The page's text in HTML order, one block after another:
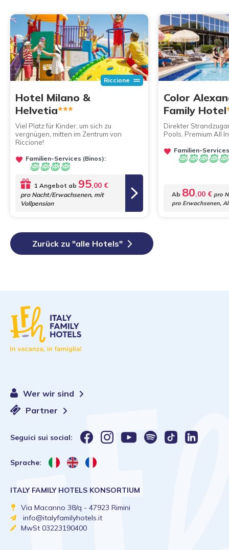
Riccione
Hotel Milano &
Helvetia***
Viel Platz für Kinder, um sich zu
vergnügen, mitten im Zentrum von
Riccione!
Familien-Services (Binos):
1 Angebot ab 95,00 €
pro Nacht/Erwachsenen, mit
Vollpension
Color
Family Hotel
Direkter
Pools, Premium All
Familien-
Ab 80,00 € pro
pro Erwachsenen,
Zurück zu "alle Hotels"
Wer wir sind
Partner
Seguici sui social:
Sprache:
ITALY FAMILY HOTELS KONSORTIUM
Via Macanno 38/q - 47923 Rimini
info@italyfamilyhotels.it
MwSt 03223190400